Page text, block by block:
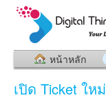
หน้าหลัก
เปิด Ticket ใหม่